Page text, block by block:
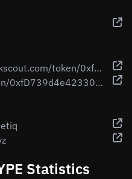
https://hyperliquid.cloud.blockscout.com/token/0xfD739d4e423301CE9385c1fb8850539D657C296D
https://hyperevmscan.io/token/0xfD739d4e423301CE9385c1fb8850539D657C296D
Statistics